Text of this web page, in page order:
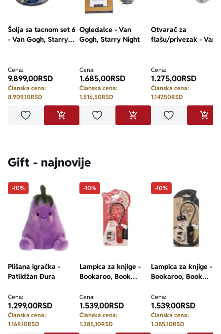
Šolja sa tacnom set 6
- Van Gogh, Starry
Cena:
9.899,00RSD
Članska cena:
8.909,10RSD
Dodaj u omiljeneDODAJ U KORPU
Ogledalce - Van
Gogh, Starry Night
Cena:
1.685,00RSD
Članska cena:
1.516,50RSD
Dodaj u omiljeneDODAJ U KORPU
Otvarač za
flašu/privezak - Van
Cena:
1.275,00RSD
Članska cena:
1.147,50RSD
Dodaj u
Gift - najnovije
-10%
Plišana igračka -
Patlidžan Đura
Cena:
1.299,00RSD
Članska cena:
1.169,10RSD
-10%
Lampica za knjige -
Bookaroo, Book
Dragon
Cena:
1.539,00RSD
Članska cena:
1.385,10RSD
-10%
Lampica za knjige -
Bookaroo, Book
Cena:
1.539,00RSD
Članska cena:
1.385,10RSD